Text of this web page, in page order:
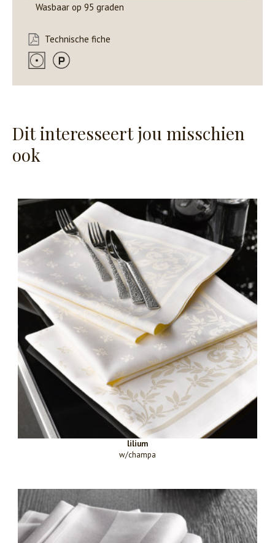
Wasbaar op 95 graden
Technische fiche
Dit interesseert jou misschien
ook
lilium
w/champa